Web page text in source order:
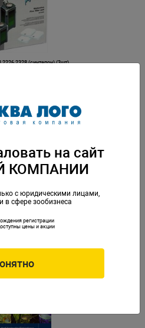
(синтепон) (3шт)
(1 губка + 2 синтепона)
на сайт
КОМПАНИИ
с юридическими лицами,
сфере зообизнеса
регистрации
цены и акции